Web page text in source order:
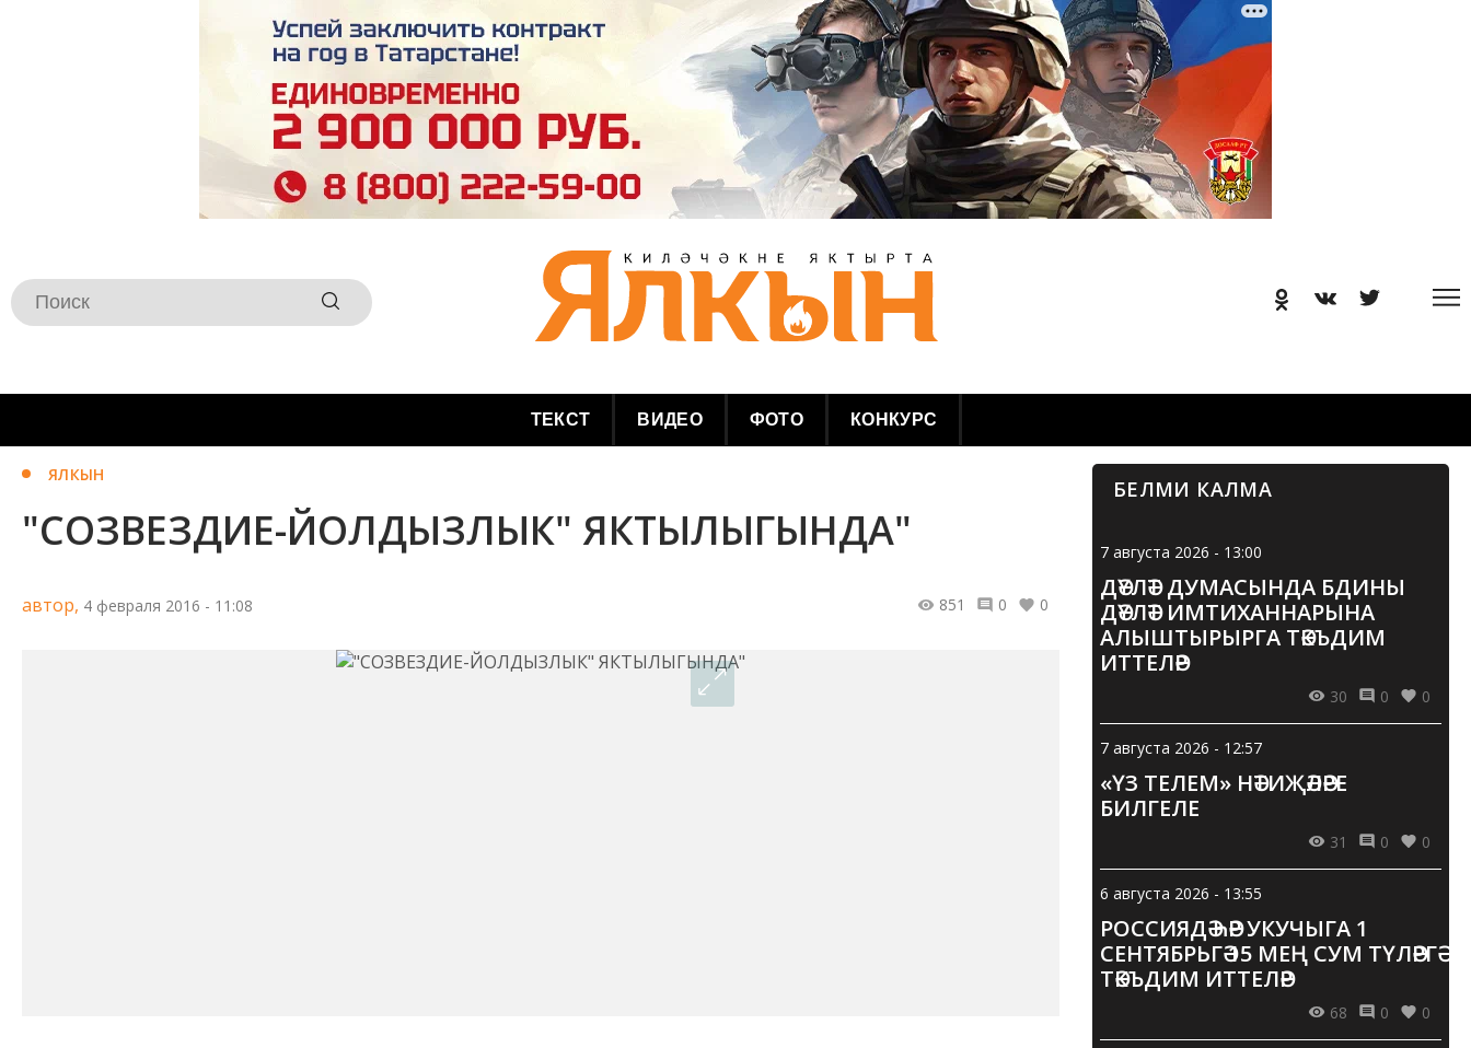
ТЕКСТ ВИДЕО ФОТО КОНКУРС
ЯЛКЫН
"СОЗВЕЗДИЕ-ЙОЛДЫЗЛЫК" ЯКТЫЛЫГЫНДА"
автор, 4 февраля 2016 - 11:08 851 0 0
БЕЛМИ КАЛМА
7 августа 2026 - 13:00
ДӘҮЛӘТ ДУМАСЫНДА БДИНЫ
ДӘҮЛӘТ ИМТИХАННАРЫНА
АЛЫШТЫРЫРГА ТӘКЪДИМ
ИТТЕЛӘР
30 0 0
7 августа 2026 - 12:57
«ҮЗ ТЕЛЕМ» НӘТИҖӘЛӘРЕ
БИЛГЕЛЕ
31 0 0
6 августа 2026 - 13:55
РОССИЯДӘ ҺӘР УКУЧЫГА 1
СЕНТЯБРЬГӘ 15 МЕҢ СУМ ТҮЛӘРГӘ
ТӘКЪДИМ ИТТЕЛӘР
68 0 0